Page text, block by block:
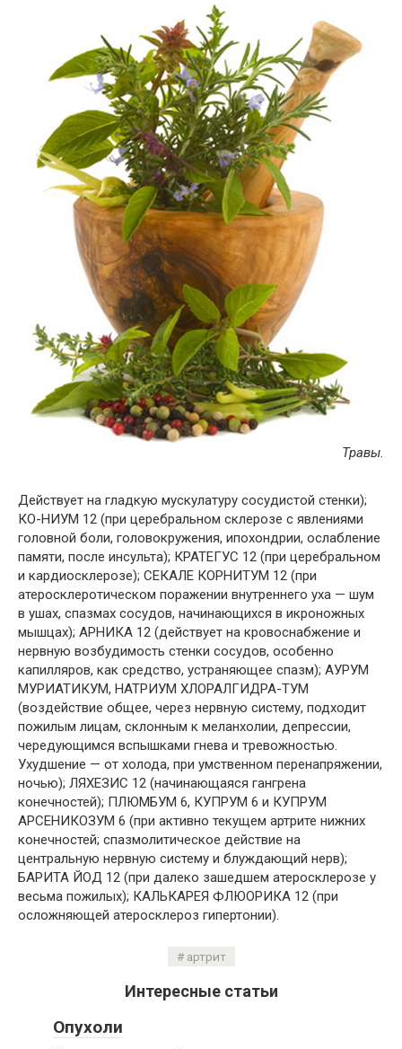
Травы.
Действует на гладкую мускулатуру сосудистой стенки);
КО-НИУМ 12 (при церебральном склерозе с явлениями
головной боли, головокружения, ипохондрии, ослабление
памяти, после инсульта); КРАТЕГУС 12 (при церебральном
и кардиосклерозе); СЕКАЛЕ КОРНИТУМ 12 (при
атеросклеротическом поражении внутреннего уха — шум
в ушах, спазмах сосудов, начинающихся в икроножных
мышцах); АРНИКА 12 (действует на кровоснабжение и
нервную возбудимость стенки сосудов, особенно
капилляров, как средство, устраняющее спазм); АУРУМ
МУРИАТИКУМ, НАТРИУМ ХЛОРАЛГИДРА-ТУМ
(воздействие общее, через нервную систему, подходит
пожилым лицам, склонным к меланхолии, депрессии,
чередующимся вспышками гнева и тревожностью.
Ухудшение — от холода, при умственном перенапряжении,
ночью); ЛЯХЕЗИС 12 (начинающаяся гангрена
конечностей); ПЛЮМБУМ 6, КУПРУМ 6 и КУПРУМ
АРСЕНИКОЗУМ 6 (при активно текущем артрите нижних
конечностей; спазмолитическое действие на
центральную нервную систему и блуждающий нерв);
БАРИТА ЙОД 12 (при далеко зашедшем атеросклерозе у
весьма пожилых); КАЛЬКАРЕЯ ФЛЮОРИКА 12 (при
осложняющей атеросклероз гипертонии).
артрит
Интересные статьи
Опухоли